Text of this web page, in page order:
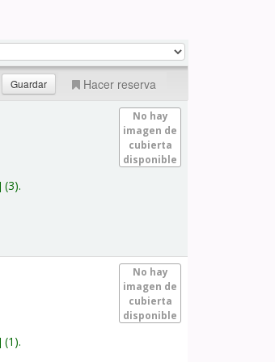
Hacer reserva
No hay
imagen de
cubierta
disponible
(3).
No hay
imagen de
cubierta
disponible
(1).